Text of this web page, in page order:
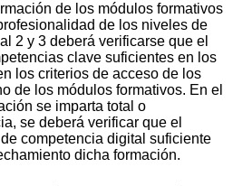
de los módulos formativos
de los niveles de
2 y 3 deberá verificarse que el
clave suficientes en los
los criterios de acceso de los
de los módulos formativos. En el
se imparta total o
se deberá verificar que el
competencia digital suficiente
dicha formación.